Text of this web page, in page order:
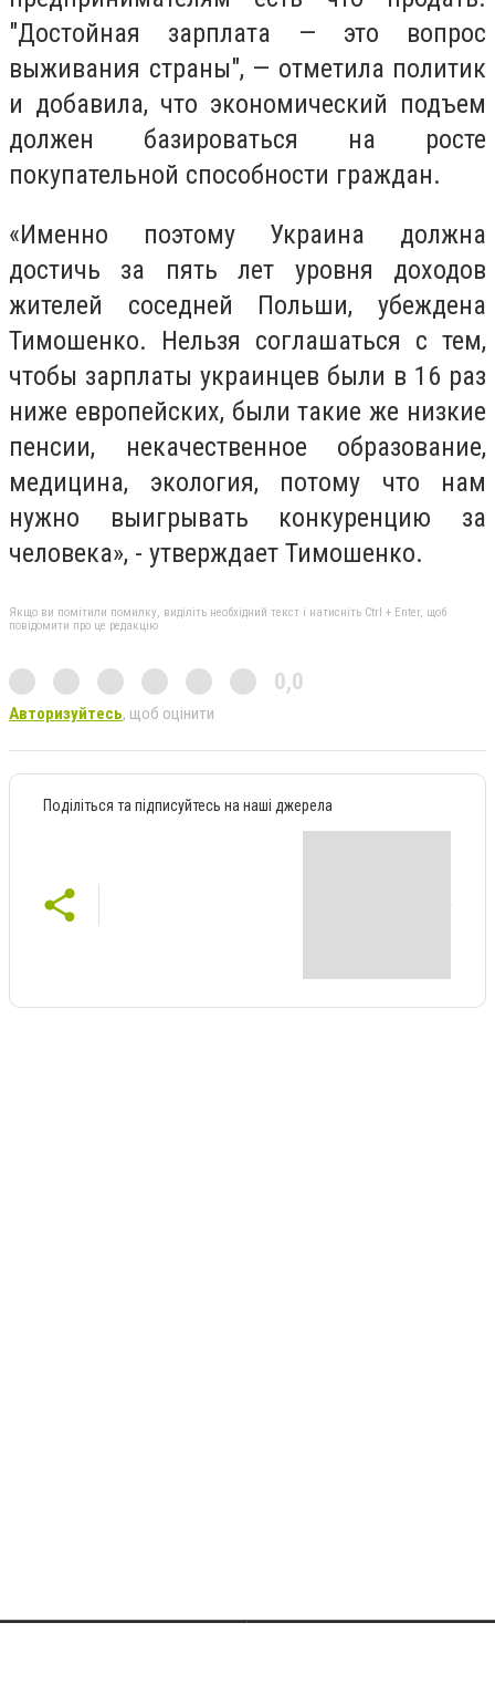
"Достойная зарплата — это вопрос
выживания страны", — отметила политик
и добавила, что экономический подъем
должен базироваться на росте
покупательной способности граждан.
«Именно поэтому Украина должна
достичь за пять лет уровня доходов
жителей соседней Польши, убеждена
Тимошенко. Нельзя соглашаться с тем,
чтобы зарплаты украинцев были в 16 раз
ниже европейских, были такие же низкие
пенсии, некачественное образование,
медицина, экология, потому что нам
нужно выигрывать конкуренцию за
человека», - утверждает Тимошенко.
Якщо ви помітили помилку, виділіть необхідний текст і натисніть Ctrl + Enter, щоб
повідомити про це редакцію
0,0
Авторизуйтесь, щоб оцінити
Поділіться та підписуйтесь на наші джерела